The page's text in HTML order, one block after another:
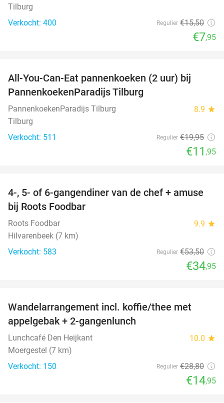
Tilburg
Verkocht: 400
Regulier €15,50
€7,95
All-You-Can-Eat pannenkoeken (2 uur) bij
PannenkoekenParadijs Tilburg
PannenkoekenParadijs Tilburg 8.9 star
Tilburg
Verkocht: 511
Regulier €19,95
€11 ,95
35%
4-, 5- of 6-gangendiner van de chef + amuse
bij Roots Foodbar
Roots Foodbar 9.9 star
Hilvarenbeek (7 km)
Verkocht: 583
Regulier €53,50
€34,95
Wandelarrangement incl. koffie/thee met
appelgebak + 2-gangenlunch
Lunchcafé Den Heijkant 10.0 star
Moergestel (7 km)
Verkocht: 150
Regulier €28,80
€14,95